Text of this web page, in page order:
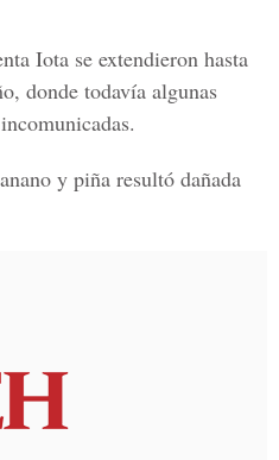
Iota se extendieron hasta
donde todavía algunas
y piña resultó dañada